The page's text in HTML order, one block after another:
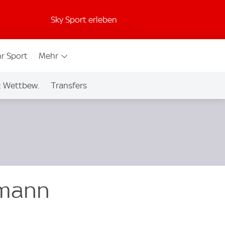
Sky Sport erleben
Sport Mehr
Wettbew. Transfers